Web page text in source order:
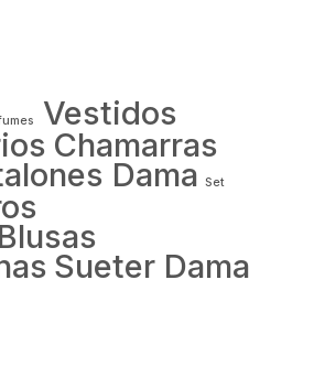
Vestidos
Chamarras
Dama Set
Blusas
Sueter Dama